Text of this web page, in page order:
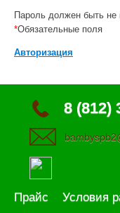
Пароль должен быть
*Обязательные поля
Авторизация
8 (812)
Прайс Условия